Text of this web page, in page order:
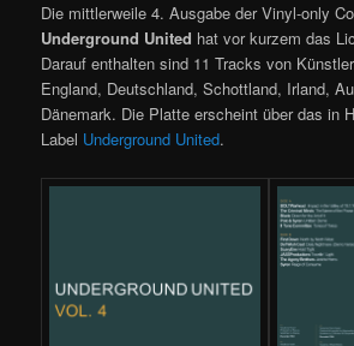
Die mittlerweile 4. Ausgabe der Vinyl-only
Underground United hat vor kurzem das
Darauf enthalten sind 11 Tracks von
England, Deutschland, Schottland, Irland,
Dänemark. Die Platte erscheint über das in
Label Underground United.